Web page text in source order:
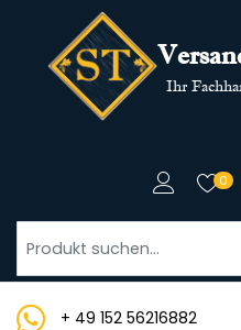
Ihr
0
+ 49 152 56216882